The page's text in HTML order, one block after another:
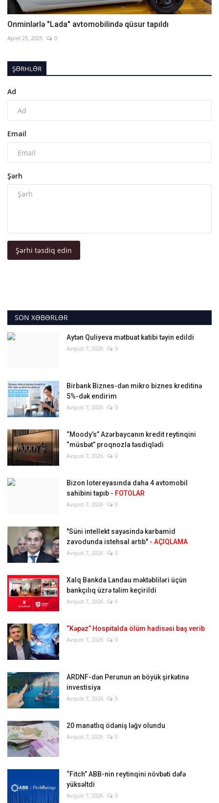
Onminlərlə "Lada" avtomobilində qüsur tapıldı
Aprel 25, 2025 0
ŞƏRHLƏR
Ad
Email
Şərh
Şərhi təsdiq edin
SON XƏBƏRLƏR
Aytən Quliyeva mətbuat katibi təyin edildi
Avqust 7, 2026 0
Birbank Biznes-dən mikro biznes kreditinə
5%-dək endirim
Avqust 7, 2026 0
“Moody’s” Azərbaycanın kredit reytinqini
“müsbət” proqnozla təsdiqlədi
Avqust 7, 2026 0
Bizon lotereyasında daha 4 avtomobil
sahibini tapıb - FOTOLAR
Avqust 7, 2026 0
"Süni intellekt sayəsində karbamid
zavodunda istehsal artıb" - AÇIQLAMA
Avqust 7, 2026 0
Xalq Bankda Landau məktəbliləri üçün
bankçılıq üzrə təlim keçirildi
Avqust 7, 2026 0
“Kəpəz” Hospitalda ölüm hadisəsi baş verib
Avqust 7, 2026 0
ARDNF-dən Perunun ən böyük şirkətinə
investisiya
Avqust 7, 2026 0
20 manatlıq ödəniş ləğv olundu
Avqust 7, 2026 0
“Fitch” ABB-nin reytinqini növbəti dəfə
yüksəltdi
Avqust 7, 2026 0